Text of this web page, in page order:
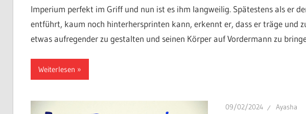
Imperium perfekt im Griff und nun ist es ihm langweilig. Spätestens als er
entführt, kaum noch hinterhersprinten kann, erkennt er, dass er träge und
etwas aufregender zu gestalten und seinen Körper auf Vordermann zu
Weiterlesen
09/02/2024 Ayasha